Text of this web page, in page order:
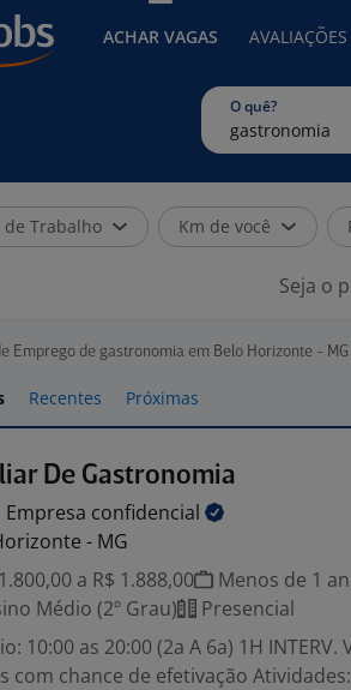
ACHAR VAGAS
O quê?
de Trabalho Km de você
Seja o
Emprego de gastronomia em Belo Horizonte - MG
Recentes Próximas
De Gastronomia
Empresa confidencial
- MG
a R$ 1.888,00
Menos de 1
Médio (2º Grau)
Presencial
10:00 as 20:00 (2a A 6a) 1H
com chance de efetivação